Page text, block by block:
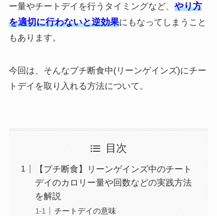
ー量やチートデイを行うタイミングなど、 やり方
を適切に行わないと逆効果にもなってしまうこと
もあります。
今回は、そんなプチ断食中(リーンゲインズ)にチー
トデイを取り入れる方法について。
目次
【プチ断食】リーンゲインズ中のチート
デイのカロリー量や回数などの実践方法
を解説
チートデイの意味